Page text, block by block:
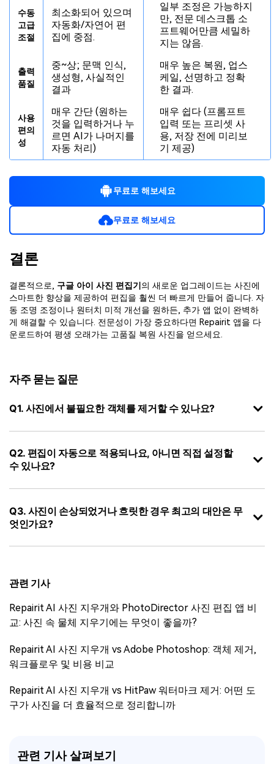
수동
고급
조절
최소화되어 있으며
자동화/자연어 편
집에 중점.
일부 조정은 가능하지
만, 전문 데스크톱 소
프트웨어만큼 세밀하
지는 않음.
출력
품질
중~상; 문맥 인식,
생성형, 사실적인
결과
매우 높은 복원, 업스
케일, 선명하고 정확
한 결과.
사용
편의
성
매우 간단 (원하는
것을 입력하거나 누
르면 AI가 나머지를
자동 처리)
매우 쉽다 (프롬프트
입력 또는 프리셋 사
용, 저장 전에 미리보
기 제공)
무료로 해보세요
무료로 해보세요
결론
결론적으로, 구글 아이 사진 편집기 의 새로운 업그레이드는 사진에
스마트한 향상을 제공하여 편집을 훨씬 더 빠르게 만들어 줍니다. 자
동 조명 조정이나 원터치 미적 개선을 원하든, 추가 앱 없이 완벽하
게 해결할 수 있습니다. 전문성이 가장 중요하다면 Repairit 앱을 다
운로드하여 평생 오래가는 고품질 복원 사진을 얻으세요.
자주 묻는 질문
Q1. 사진에서 불필요한 객체를 제거할 수 있나요?
Q2. 편집이 자동으로 적용되나요, 아니면 직접 설정할
수 있나요?
Q3. 사진이 손상되었거나 흐릿한 경우 최고의 대안은 무
엇인가요?
관련 기사
Repairit AI 사진 지우개와 PhotoDirector 사진 편집 앱 비
교: 사진 속 물체 지우기에는 무엇이 좋을까?
Repairit AI 사진 지우개 vs Adobe Photoshop: 객체 제거,
워크플로우 및 비용 비교
Repairit AI 사진 지우개 vs HitPaw 워터마크 제거: 어떤 도
구가 사진을 더 효율적으로 정리합니까
관련 기사 살펴보기